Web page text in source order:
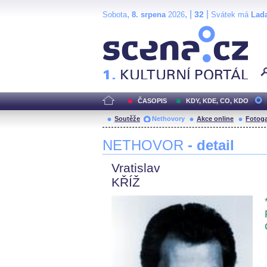
Sobota, 8. srpena2026, | 32 Svátek má
ČASOPIS KDY, KDE, CO, KDO
Soutěže Nethovory Akce online
NETHOVOR - detail
Vratislav
KŘÍŽ